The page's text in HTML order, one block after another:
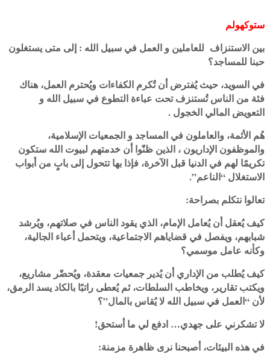
ستوكهولم
بين الاستنزاف للعاملين و العمل في سبيل الله : إلى متى يستغلون
حبنا للمساجد؟
في السويد، حيث يُفترض أن تُكرم الكفاءات ويُحترم العمل، هناك
فئة من الناس تُستنزف تحت عباءة التطوع في سبيل الله و
التعويض المالي الخجول .
هُم الأئمة، والعاملون في المساجد و الجمعيات الإسلامية،
والموظفون الإداريون ، الذين ظنّوا أن خدمتهم لبيوت الله ستكون
تكريمًا لهم في الدنيا قبل الآخرة، فإذا بها تتحول إلى بابٍ من أبواب
الاستغلال “الناعم”.
تعالوا نتكلم بصراحة:
كيف يُعقل أن يُعامل الإمام، الذي يقود الناس في صلاتهم، ويُرشد
شبابهم، ويفصل في قضاياهم الاجتماعية، ويتحمل أعباء الجالية،
وكأنه عامل موسمي؟
كيف يُطلب من الإداري أن يُدير جمعيات معقدة، ويُحضّر مشاريع،
ويكتب تقارير، ويخاطب السلطات، ثم يُعطى راتبًا بالكاد يسد الرمق،
لأن “العمل في سبيل الله لا يُقاس بالمال”؟
لا تشكرني على جهدي… ادفع لي ما أستحق!
في هذه البيئات، أصبحنا نرى ظاهرة مزمنة: